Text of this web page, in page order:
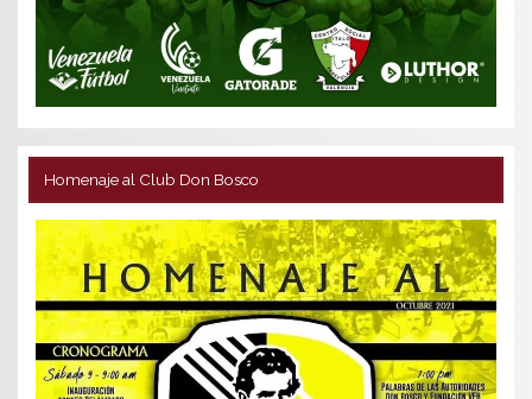
Homenaje al Club Don Bosco